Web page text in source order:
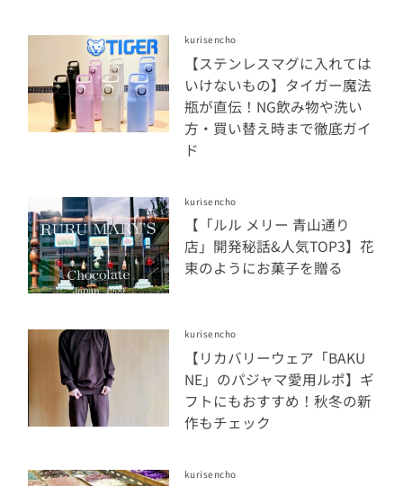
kurisencho
【ステンレスマグに入れては
いけないもの】タイガー魔法
瓶が直伝！NG飲み物や洗い
方・買い替え時まで徹底ガイ
ド
kurisencho
【「ルル メリー 青山通り
店」開発秘話&人気TOP3】花
束のようにお菓子を贈る
kurisencho
【リカバリーウェア「BAKU
NE」のパジャマ愛用ルポ】ギ
フトにもおすすめ！秋冬の新
作もチェック
kurisencho